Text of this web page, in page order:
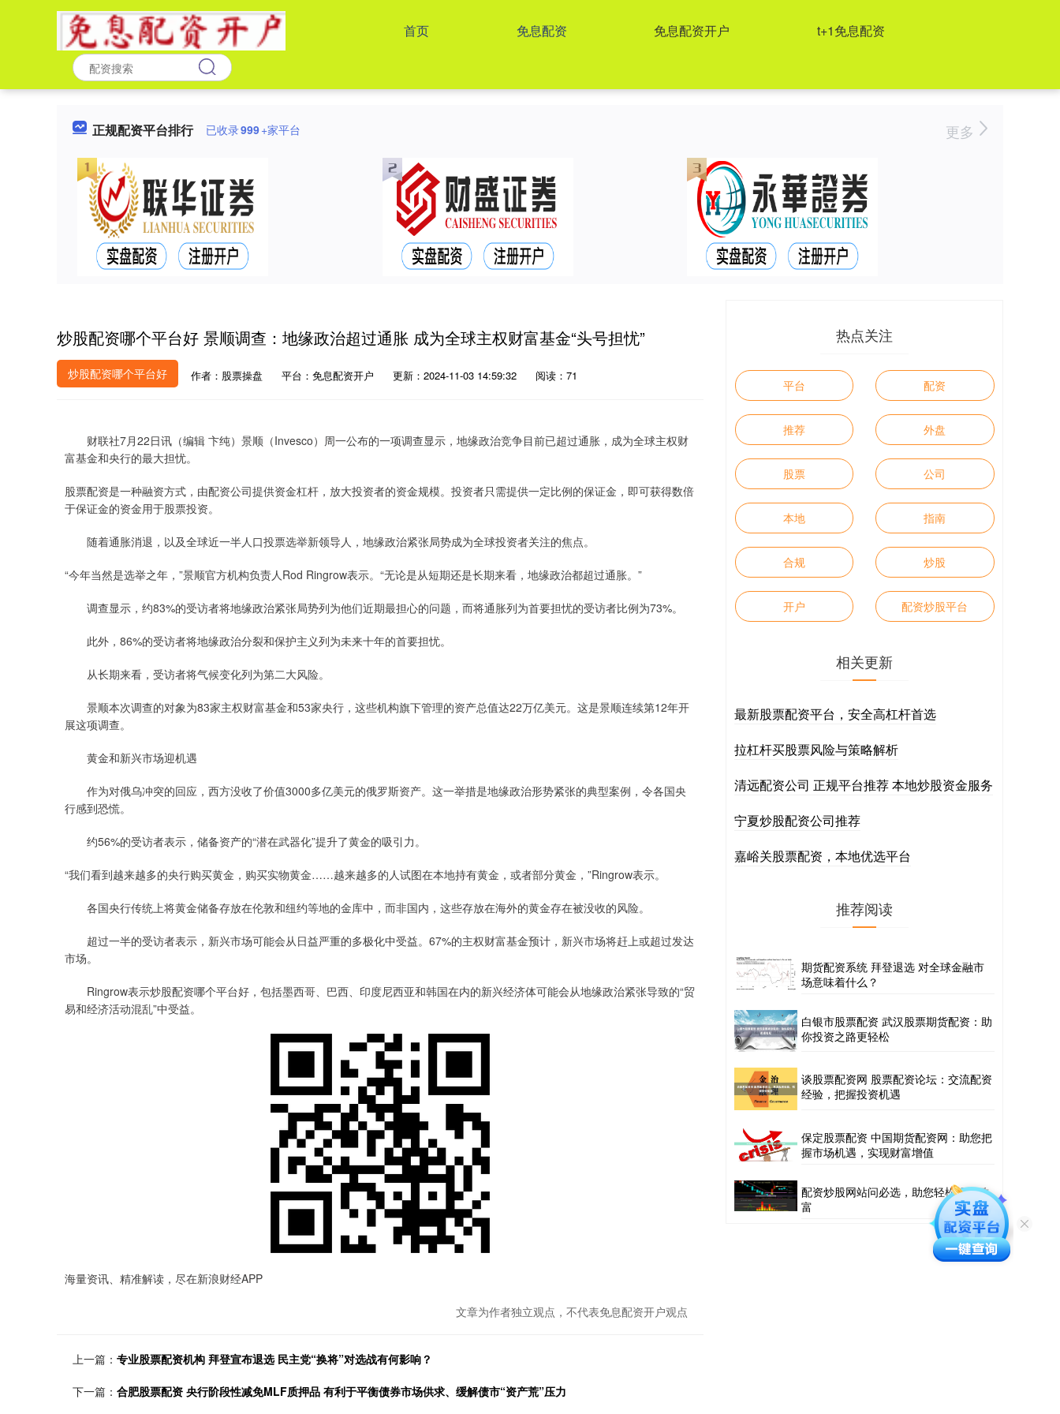
首页 免息配资 免息配资开户 t+1免息配资
正规配资平台排行 已收录999+家平台 更多
炒股配资哪个平台好 景顺调查：地缘政治超过通胀 成为全球主权财富基金“头号担忧”
炒股配资哪个平台好 作者：股票操盘 平台：免息配资开户 更新：2024-11-03 14:59:32 阅读：71
财联社7月22日讯（编辑 卞纯）景顺（Invesco）周一公布的一项调查显示，地缘政治竞争目前已超过通胀，成为全球主权财
富基金和央行的最大担忧。
股票配资是一种融资方式，由配资公司提供资金杠杆，放大投资者的资金规模。投资者只需提供一定比例的保证金，即可获得数倍
于保证金的资金用于股票投资。
随着通胀消退，以及全球近一半人口投票选举新领导人，地缘政治紧张局势成为全球投资者关注的焦点。
“今年当然是选举之年，”景顺官方机构负责人Rod Ringrow表示。“无论是从短期还是长期来看，地缘政治都超过通胀。”
调查显示，约83%的受访者将地缘政治紧张局势列为他们近期最担心的问题，而将通胀列为首要担忧的受访者比例为73%。
此外，86%的受访者将地缘政治分裂和保护主义列为未来十年的首要担忧。
从长期来看，受访者将气候变化列为第二大风险。
景顺本次调查的对象为83家主权财富基金和53家央行，这些机构旗下管理的资产总值达22万亿美元。这是景顺连续第12年开
展这项调查。
黄金和新兴市场迎机遇
作为对俄乌冲突的回应，西方没收了价值3000多亿美元的俄罗斯资产。这一举措是地缘政治形势紧张的典型案例，令各国央
行感到恐慌。
约56%的受访者表示，储备资产的“潜在武器化”提升了黄金的吸引力。
“我们看到越来越多的央行购买黄金，购买实物黄金……越来越多的人试图在本地持有黄金，或者部分黄金，”Ringrow表示。
各国央行传统上将黄金储备存放在伦敦和纽约等地的金库中，而非国内，这些存放在海外的黄金存在被没收的风险。
超过一半的受访者表示，新兴市场可能会从日益严重的多极化中受益。67%的主权财富基金预计，新兴市场将赶上或超过发达
市场。
Ringrow表示炒股配资哪个平台好，包括墨西哥、巴西、印度尼西亚和韩国在内的新兴经济体可能会从地缘政治紧张导致的“贸
易和经济活动混乱”中受益。
海量资讯、精准解读，尽在新浪财经APP
文章为作者独立观点，不代表免息配资开户观点
上一篇： 专业股票配资机构 拜登宣布退选 民主党“换将”对选战有何影响？
下一篇： 合肥股票配资 央行阶段性减免MLF质押品 有利于平衡债券市场供求、缓解债市“资产荒”压力
热点关注
平台 配资
推荐 外盘
股票 公司
本地 指南
合规 炒股
开户 配资炒股平台
相关更新
最新股票配资平台，安全高杠杆首选
拉杠杆买股票风险与策略解析
清远配资公司 正规平台推荐 本地炒股资金服务
宁夏炒股配资公司推荐
嘉峪关股票配资，本地优选平台
推荐阅读
期货配资系统 拜登退选 对全球金融市
场意味着什么？
白银市股票配资 武汉股票期货配资：助
你投资之路更轻松
谈股票配资网 股票配资论坛：交流配资
经验，把握投资机遇
保定股票配资 中国期货配资网：助您把
握市场机遇，实现财富增值
配资炒股网站问必选，助您轻松投资致
富